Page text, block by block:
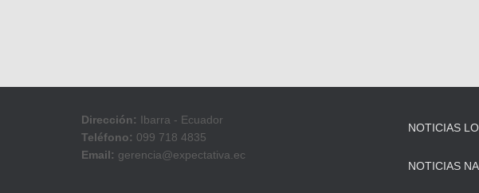
Dirección: Ibarra - Ecuador
Teléfono: 099 718 4835
Email: gerencia@expectativa.ec
NOTICIAS
NOTICIAS